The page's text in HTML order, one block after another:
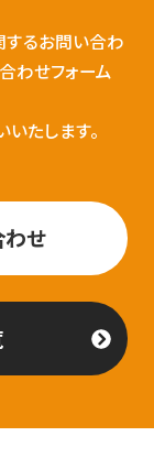
するお問い合わ
わせフォーム
たします。
せ